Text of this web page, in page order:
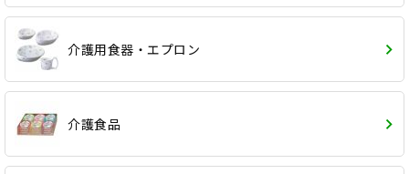
介護用食器・エプロン
介護食品